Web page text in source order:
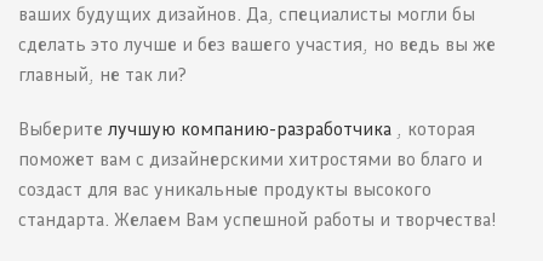
ваших будущих дизайнов. Да, специалисты могли бы
сделать это лучше и без вашего участия, но ведь вы же
главный, не так ли?
Выберите лучшую компанию-разработчика , которая
поможет вам с дизайнерскими хитростями во благо и
создаст для вас уникальные продукты высокого
стандарта. Желаем Вам успешной работы и творчества!